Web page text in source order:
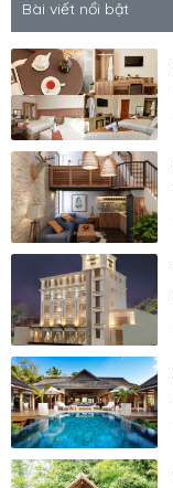
Bài viết nổi bật